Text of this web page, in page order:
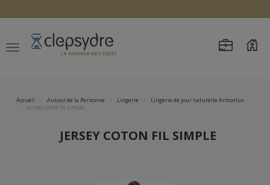
Accueil Autour de la Personne Lingerie
Lingerie de jour naturelle Armorlux
Jersey coton fil simple
JERSEY COTON FIL SIMPLE